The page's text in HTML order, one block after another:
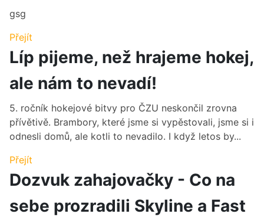
gsg
Přejít
Líp pijeme, než hrajeme hokej,
ale nám to nevadí!
5. ročník hokejové bitvy pro ČZU neskončil zrovna
přívětivě. Brambory, které jsme si vypěstovali, jsme si i
odnesli domů, ale kotli to nevadilo. I když letos by...
Přejít
Dozvuk zahajovačky - Co na
sebe prozradili Skyline a Fast